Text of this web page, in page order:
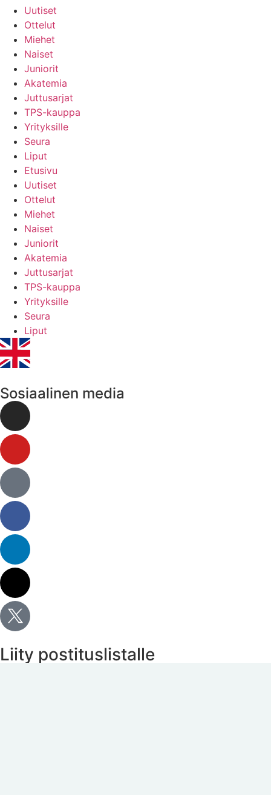
Uutiset
Ottelut
Miehet
Naiset
Juniorit
Akatemia
Juttusarjat
TPS-kauppa
Yrityksille
Seura
Liput
Etusivu
Uutiset
Ottelut
Miehet
Naiset
Juniorit
Akatemia
Juttusarjat
TPS-kauppa
Yrityksille
Seura
Liput
Sosiaalinen media
Liity postituslistalle